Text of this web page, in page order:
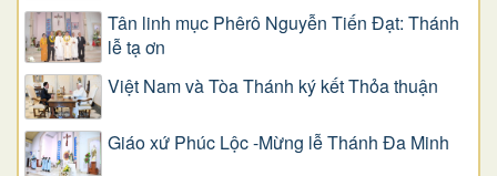
Tân linh mục Phêrô Nguyễn Tiến Đạt: Thánh
lễ tạ ơn
Việt Nam và Tòa Thánh ký kết Thỏa thuận
Giáo xứ Phúc Lộc -Mừng lễ Thánh Đa Minh